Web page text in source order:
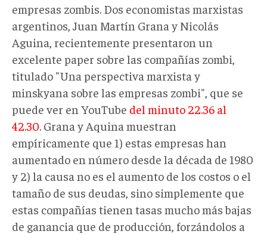
empresas zombis. Dos economistas marxistas
argentinos, Juan Martín Grana y Nicolás
Aguina, recientemente presentaron un
excelente paper sobre las compañías zombi,
titulado "Una perspectiva marxista y
minskyana sobre las empresas zombi", que se
puede ver en YouTube del minuto 22.36 al
42.30. Grana y Aquina muestran
empíricamente que 1) estas empresas han
aumentado en número desde la década de 1980
y 2) la causa no es el aumento de los costos o el
tamaño de sus deudas, sino simplemente que
estas compañías tienen tasas mucho más bajas
de ganancia que de producción, forzándolos a